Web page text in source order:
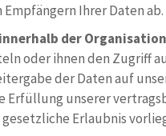
Ihrer Daten ab.
der Organisation
oder ihnen den Zugriff
der Daten auf
Erfüllung unserer
Erlaubnis